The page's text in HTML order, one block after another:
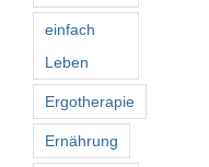
einfach
Leben
Ergotherapie
Ernährung